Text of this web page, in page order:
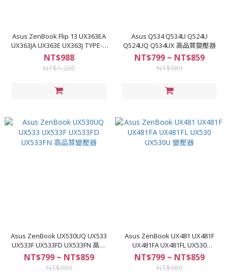
Asus ZenBook Flip 13 UX363EA
UX363JA UX363E UX363J TYPE-C
變壓器
NT$988
NT$1,200
Asus Q534 Q534U Q524U
Q524UQ Q534UX 高品質變壓器
NT$799 ~ NT$859
NT$989
Asus ZenBook UX530UQ UX533
UX533F UX533FD UX533FN 高品
質變壓器
NT$799 ~ NT$859
NT$989
Asus ZenBook UX481 UX481F
UX481FA UX481FL UX530
UX530U 變壓器
NT$799 ~ NT$859
NT$989